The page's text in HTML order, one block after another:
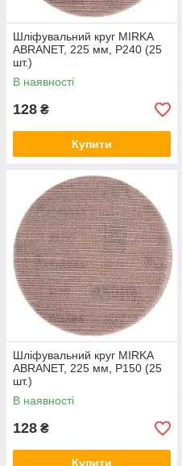
Шліфувальний круг MIRKA
ABRANET, 225 мм, P240 (25
шт.)
В наявності
128 ₴
Купити
Шліфувальний круг MIRKA
ABRANET, 225 мм, P150 (25
шт.)
В наявності
128 ₴
Купити